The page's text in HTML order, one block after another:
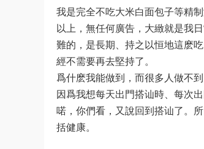
我是完全不吃大米白面包子等精
以上，無任何廣告，大緻就是我
難的，是長期、持之以恒地這麽
經不需要再去堅持了。
爲什麽我能做到，而很多人做不到
因爲我想每天出門搭讪時、每次
喏，你們看，又說回到搭讪了。
括健康。